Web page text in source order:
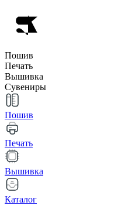
Пошив
Печать
Вышивка
Сувениры
Пошив
Печать
Вышивка
Каталог